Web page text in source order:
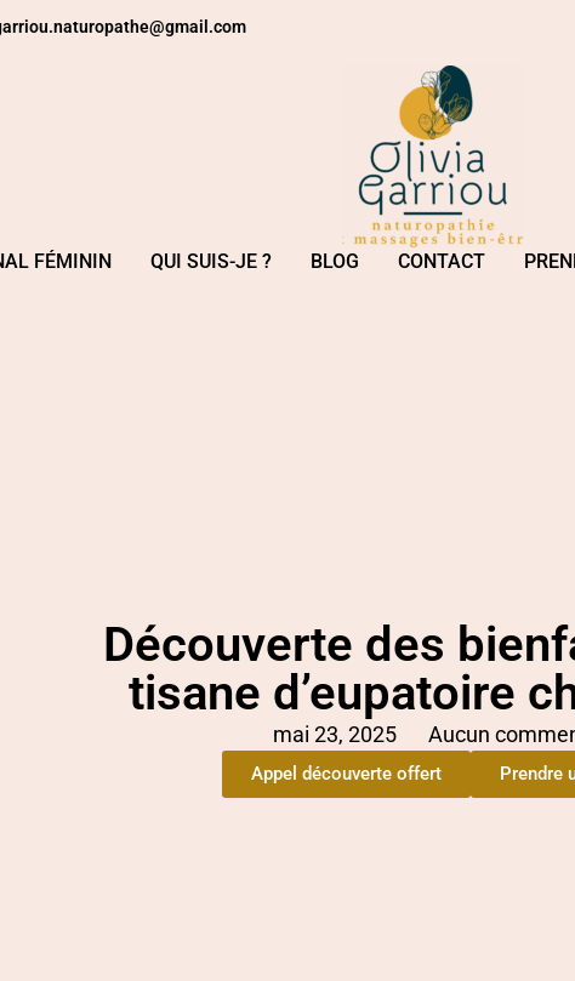
FÉMININ QUI SUIS-JE ? BLOG CONTACT
Découverte des
tisane d’eupatoire
mai 23, 2025 Aucun
Appel découverte offert Prendre